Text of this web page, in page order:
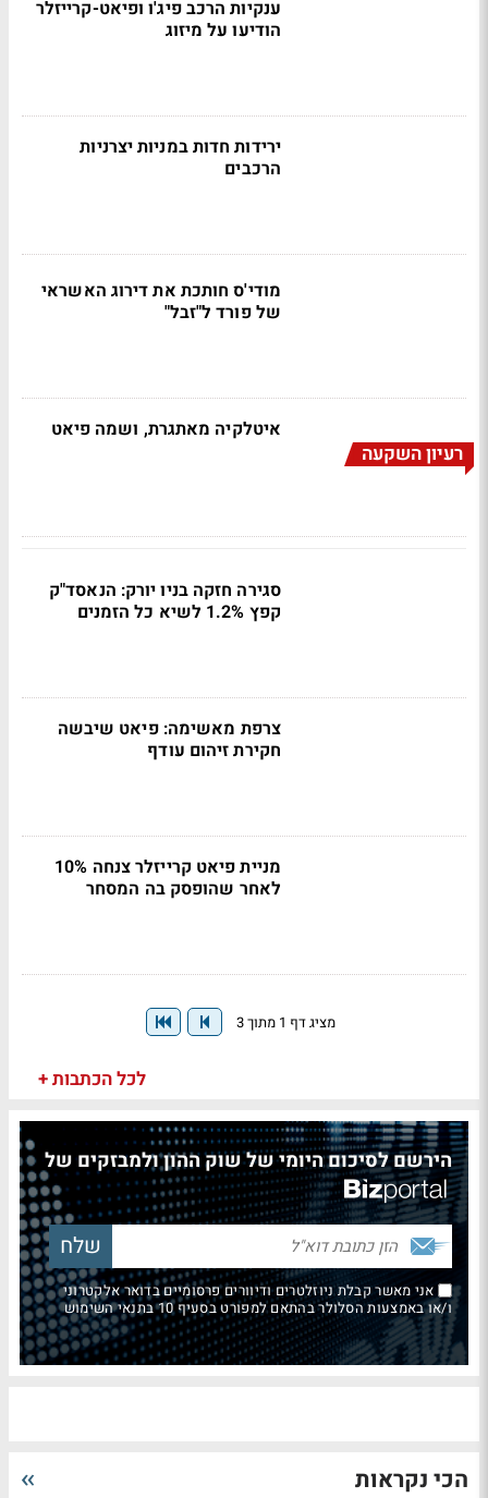
ענקיות הרכב פיג'ו ופיאט-קרייזלר
הודיעו על מיזוג
ירידות חדות במניות יצרניות
הרכבים
מודי'ס חותכת את דירוג האשראי
של פורד ל"זבל"
רעיון השקעה
איטלקיה מאתגרת, ושמה פיאט
סגירה חזקה בניו יורק: הנאסד"ק
קפץ 1.2% לשיא כל הזמנים
צרפת מאשימה: פיאט שיבשה
חקירת זיהום עודף
מניית פיאט קרייזלר צנחה 10%
לאחר שהופסק בה המסחר
מציג דף 1 מתוך 3
לכל הכתבות +
הירשם לסיכום היומי של שוק ההון ולמבזקים של
אני מאשר קבלת ניוזלטרים ודיוורים פרסומיים בדואר אלקטרוני
ו/או באמצעות הסלולר בהתאם למפורט בסעיף 10 בתנאי השימוש
הכי נקראות